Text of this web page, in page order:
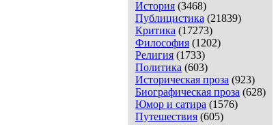
История (3468)
Публицистика (21839)
Критика (17273)
Философия (1202)
Религия (1733)
Политика (603)
Историческая проза (923)
Биографическая проза (628)
Юмор и сатира (1576)
Путешествия (605)